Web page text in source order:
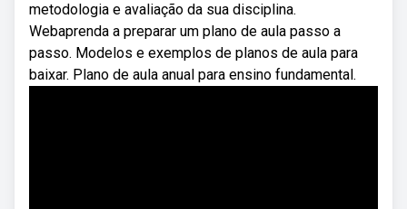
metodologia e avaliação da sua disciplina.
Webaprenda a preparar um plano de aula passo a
passo. Modelos e exemplos de planos de aula para
baixar. Plano de aula anual para ensino fundamental.